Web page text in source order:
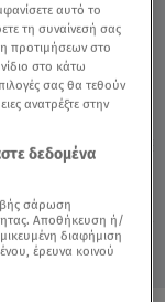
αυτό το
τη συναίνεσή σας
προτιμήσεων στο
στο κάτω
σας θα τεθούν
ανατρέξτε στην
δεδομένα
σάρωση
Αποθήκευση ή/
διαφήμιση
έρευνα κοινού